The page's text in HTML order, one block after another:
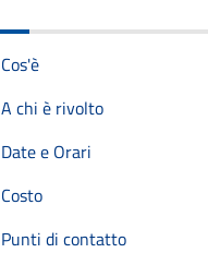
Cos'è
A chi è rivolto
Date e Orari
Costo
Punti di contatto